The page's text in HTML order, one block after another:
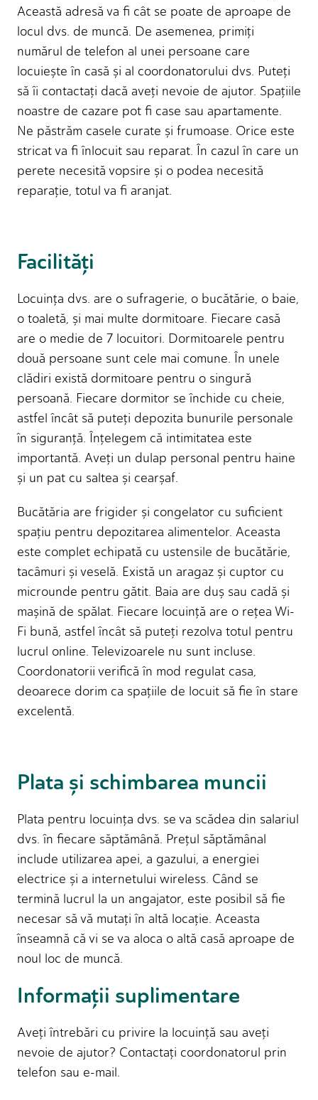
Această adresă va fi cât se poate de aproape de
locul dvs. de muncă. De asemenea, primiţi
numărul de telefon al unei persoane care
locuiește în casă și al coordonatorului dvs. Puteţi
să îi contactaţi dacă aveţi nevoie de ajutor. Spaţiile
noastre de cazare pot fi case sau apartamente.
Ne păstrăm casele curate și frumoase. Orice este
stricat va fi înlocuit sau reparat. În cazul în care un
perete necesită vopsire și o podea necesită
reparaţie, totul va fi aranjat.
Facilităţi
Locuinţa dvs. are o sufragerie, o bucătărie, o baie,
o toaletă, și mai multe dormitoare. Fiecare casă
are o medie de 7 locuitori. Dormitoarele pentru
două persoane sunt cele mai comune. În unele
clădiri există dormitoare pentru o singură
persoană. Fiecare dormitor se închide cu cheie,
astfel încât să puteţi depozita bunurile personale
în siguranţă. Înţelegem că intimitatea este
importantă. Aveţi un dulap personal pentru haine
și un pat cu saltea și cearșaf.
Bucătăria are frigider și congelator cu suficient
spaţiu pentru depozitarea alimentelor. Aceasta
este complet echipată cu ustensile de bucătărie,
tacâmuri și veselă. Există un aragaz și cuptor cu
microunde pentru gătit. Baia are duș sau cadă și
mașină de spălat. Fiecare locuinţă are o reţea Wi-
Fi bună, astfel încât să puteţi rezolva totul pentru
lucrul online. Televizoarele nu sunt incluse.
Coordonatorii verifică în mod regulat casa,
deoarece dorim ca spaţiile de locuit să fie în stare
excelentă.
Plata și schimbarea muncii
Plata pentru locuinţa dvs. se va scădea din salariul
dvs. în fiecare săptămână. Preţul săptămânal
include utilizarea apei, a gazului, a energiei
electrice și a internetului wireless. Când se
termină lucrul la un angajator, este posibil să fie
necesar să vă mutaţi în altă locaţie. Aceasta
înseamnă că vi se va aloca o altă casă aproape de
noul loc de muncă.
Informaţii suplimentare
Aveţi întrebări cu privire la locuinţă sau aveţi
nevoie de ajutor? Contactaţi coordonatorul prin
telefon sau e-mail.